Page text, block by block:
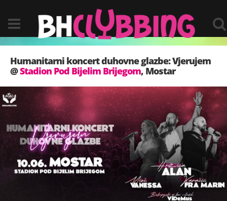
Humanitarni koncert duhovne glazbe: Vjerujem
@Stadion Pod Bijelim Brijegom, Mostar